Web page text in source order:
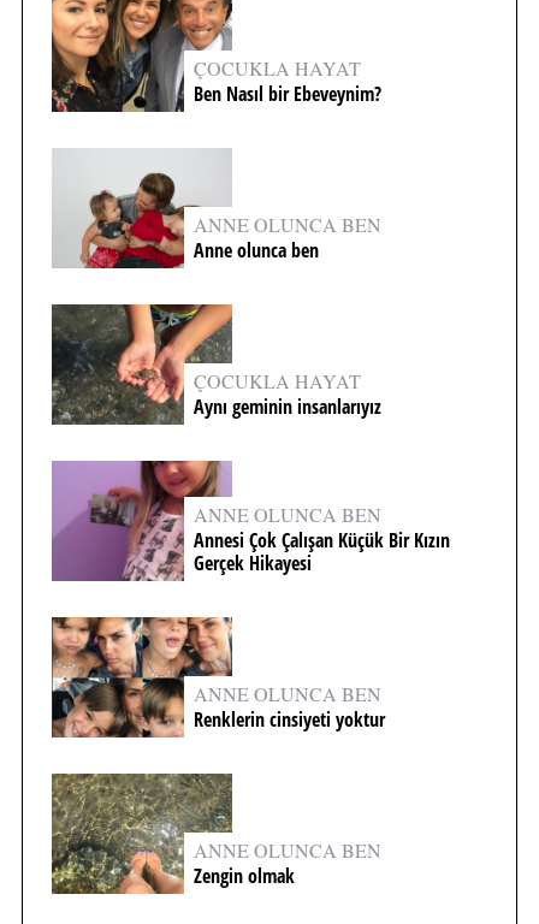
ÇOCUKLA HAYAT
Ben Nasıl bir Ebeveynim?
ANNE OLUNCA BEN
Anne olunca ben
ÇOCUKLA HAYAT
Aynı geminin insanlarıyız
ANNE OLUNCA BEN
Annesi Çok Çalışan Küçük Bir Kızın
Gerçek Hikayesi
ANNE OLUNCA BEN
Renklerin cinsiyeti yoktur
ANNE OLUNCA BEN
Zengin olmak